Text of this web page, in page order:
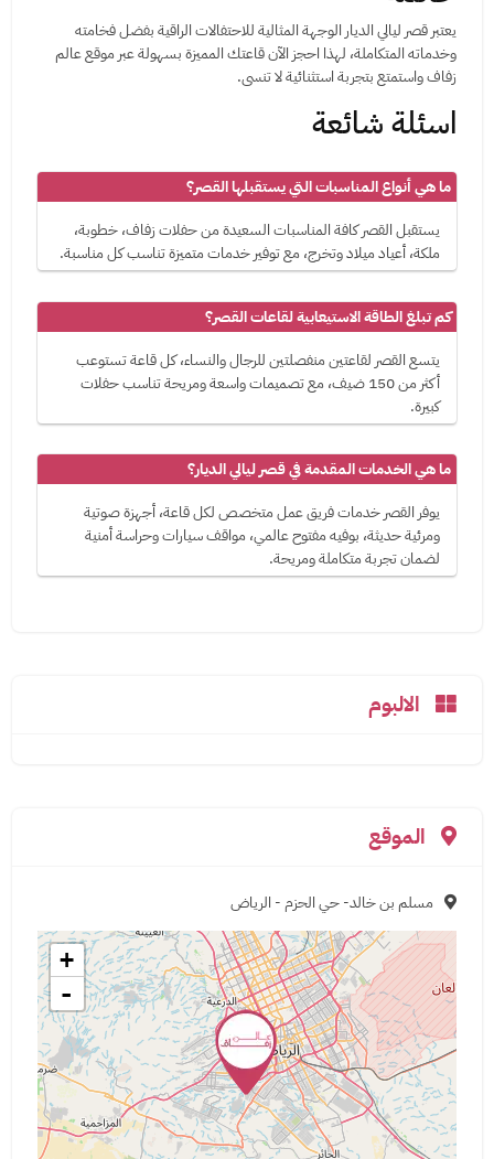
يعتبر قصر ليالي الديار الوجهة المثالية للاحتفالات الراقية بفضل فخامته
وخدماته المتكاملة، لهذا احجز الآن قاعتك المميزة بسهولة عبر موقع عالم
زفاف واستمتع بتجربة استثنائية لا تنسى.
اسئلة شائعة
ما هي أنواع المناسبات التي يستقبلها القصر؟
يستقبل القصر كافة المناسبات السعيدة من حفلات زفاف، خطوبة،
ملكة، أعياد ميلاد وتخرج، مع توفير خدمات متميزة تناسب كل مناسبة.
كم تبلغ الطاقة الاستيعابية لقاعات القصر؟
يتسع القصر لقاعتين منفصلتين للرجال والنساء، كل قاعة تستوعب
أكثر من 150 ضيف، مع تصميمات واسعة ومريحة تناسب حفلات
كبيرة.
ما هي الخدمات المقدمة في قصر ليالي الديار؟
يوفر القصر خدمات فريق عمل متخصص لكل قاعة، أجهزة صوتية
ومرئية حديثة، بوفيه مفتوح عالمي، مواقف سيارات وحراسة أمنية
لضمان تجربة متكاملة ومريحة.
الالبوم
الموقع
مسلم بن خالد- حي الحزم - الرياض
+
-